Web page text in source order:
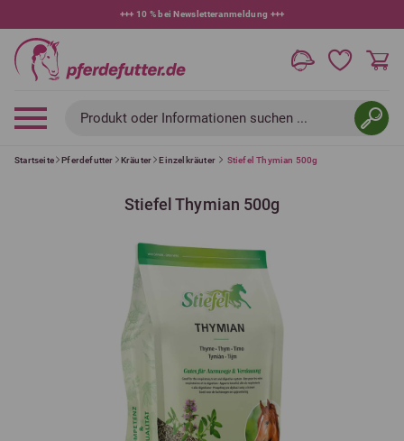
+++ 10 % bei Newsletteranmeldung +++
Produkt oder Informationen suchen ...
Startseite Pferdefutter Kräuter Einzelkräuter Stiefel Thymian 500g
Stiefel Thymian 500g